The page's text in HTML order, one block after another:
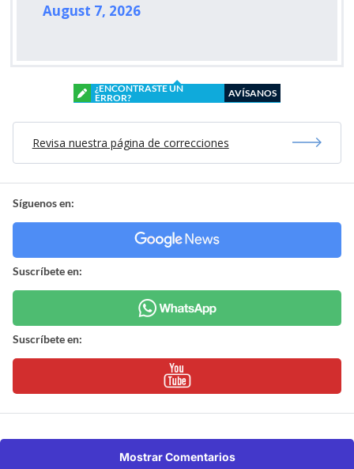
August 7, 2026
¿ENCONTRASTE UN
ERROR?
AVÍSANOS
Revisa nuestra página de correcciones
Síguenos en:
Suscríbete en:
Suscríbete en:
Mostrar Comentarios